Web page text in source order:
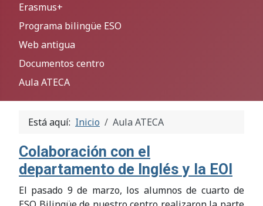
Erasmus+
Programa bilingüe ESO
Web antigua
Documentos centro
Aula ATECA
Está aquí: Inicio Aula ATECA
Colaboración con el
departamento de Inglés y la EOI
El pasado 9 de marzo, los alumnos de cuarto de